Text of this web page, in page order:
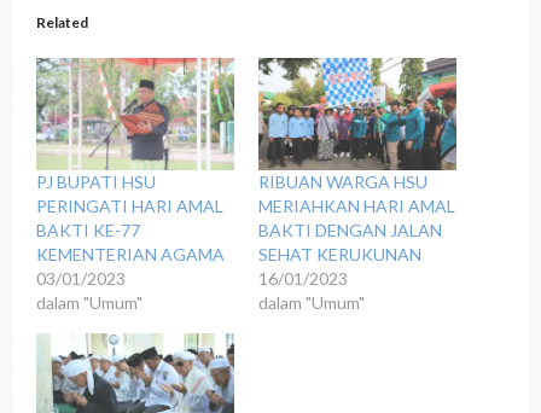
Related
PJ BUPATI HSU
PERINGATI HARI AMAL
BAKTI KE-77
KEMENTERIAN AGAMA
03/01/2023
dalam "Umum"
RIBUAN WARGA HSU
MERIAHKAN HARI AMAL
BAKTI DENGAN JALAN
SEHAT KERUKUNAN
16/01/2023
dalam "Umum"